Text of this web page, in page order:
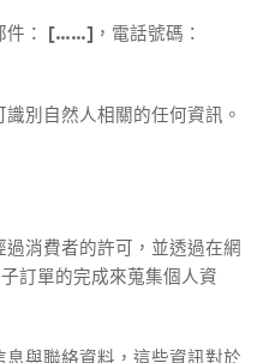
： [……] ，電話號碼：
別自然人相關的任何資訊。
消費者的許可，並透過在網
訂單的完成來蒐集個人資
與聯絡資料，這些資訊對於